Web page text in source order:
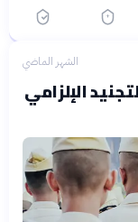
الشهر الماضي
الإلزامي